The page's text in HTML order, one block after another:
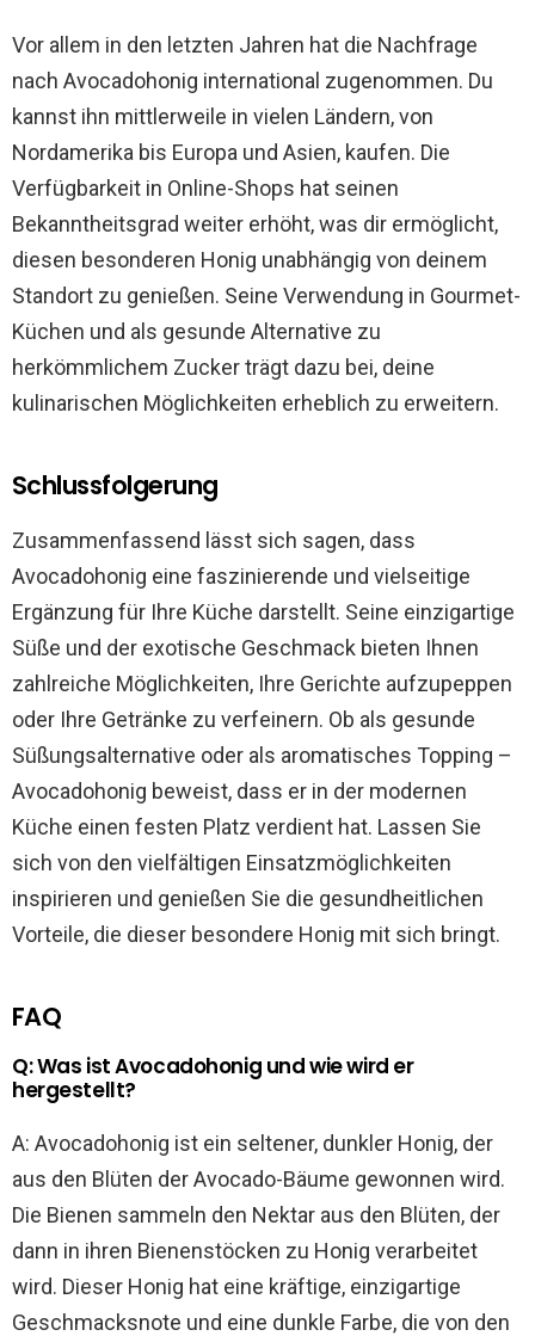
Vor allem in den letzten Jahren hat die Nachfrage
nach Avocadohonig international zugenommen. Du
kannst ihn mittlerweile in vielen Ländern, von
Nordamerika bis Europa und Asien, kaufen. Die
Verfügbarkeit in Online-Shops hat seinen
Bekanntheitsgrad weiter erhöht, was dir ermöglicht,
diesen besonderen Honig unabhängig von deinem
Standort zu genießen. Seine Verwendung in Gourmet-
Küchen und als gesunde Alternative zu
herkömmlichem Zucker trägt dazu bei, deine
kulinarischen Möglichkeiten erheblich zu erweitern.
Schlussfolgerung
Zusammenfassend lässt sich sagen, dass
Avocadohonig eine faszinierende und vielseitige
Ergänzung für Ihre Küche darstellt. Seine einzigartige
Süße und der exotische Geschmack bieten Ihnen
zahlreiche Möglichkeiten, Ihre Gerichte aufzupeppen
oder Ihre Getränke zu verfeinern. Ob als gesunde
Süßungsalternative oder als aromatisches Topping –
Avocadohonig beweist, dass er in der modernen
Küche einen festen Platz verdient hat. Lassen Sie
sich von den vielfältigen Einsatzmöglichkeiten
inspirieren und genießen Sie die gesundheitlichen
Vorteile, die dieser besondere Honig mit sich bringt.
FAQ
Q: Was ist Avocadohonig und wie wird er
hergestellt?
A: Avocadohonig ist ein seltener, dunkler Honig, der
aus den Blüten der Avocado-Bäume gewonnen wird.
Die Bienen sammeln den Nektar aus den Blüten, der
dann in ihren Bienenstöcken zu Honig verarbeitet
wird. Dieser Honig hat eine kräftige, einzigartige
Geschmacksnote und eine dunkle Farbe, die von den